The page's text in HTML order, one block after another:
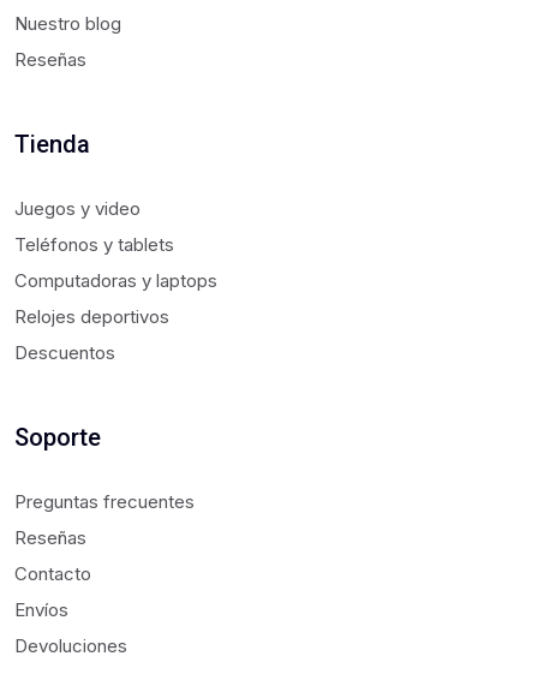
Nuestro blog
Reseñas
Tienda
Juegos y video
Teléfonos y tablets
Computadoras y laptops
Relojes deportivos
Descuentos
Soporte
Preguntas frecuentes
Reseñas
Contacto
Envíos
Devoluciones